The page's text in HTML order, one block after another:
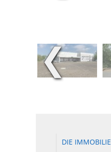
❮
DIE IMMOBILIE